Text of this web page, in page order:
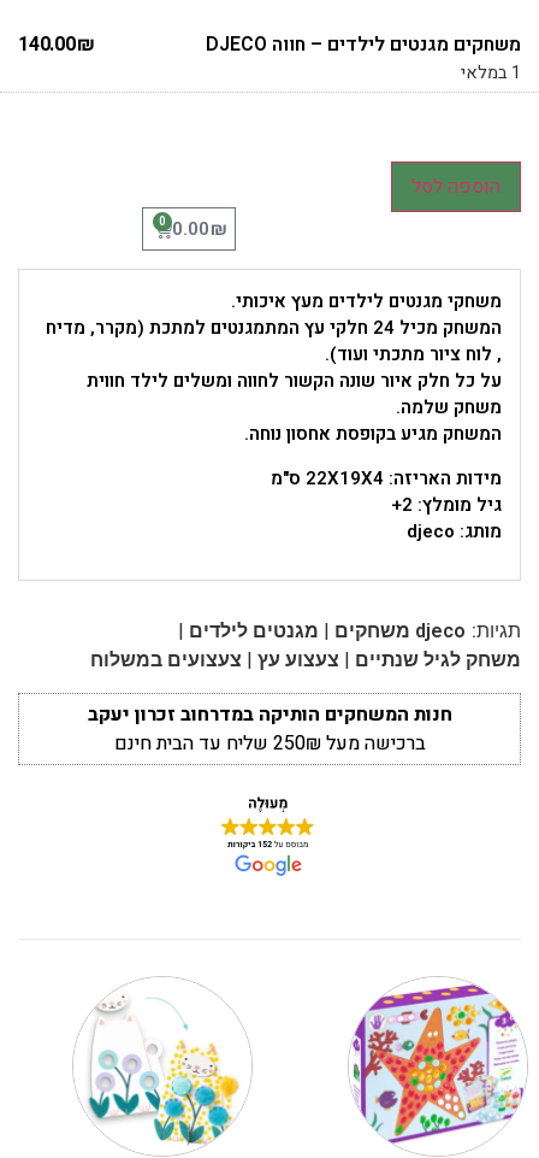
משחקים מגנטים לילדים – חווה DJECO 140.00₪
1 במלאי
הוספה לסל
0.00₪
0
משחקי מגנטים לילדים מעץ איכותי.
המשחק מכיל 24 חלקי עץ המתמגנטים למתכת (מקרר, מדיח
, לוח ציור מתכתי ועוד).
על כל חלק איור שונה הקשור לחווה ומשלים לילד חווית
משחק שלמה.
המשחק מגיע בקופסת אחסון נוחה.
מידות האריזה: 22X19X4 ס"מ
גיל מומלץ: 2+
מותג: djeco
תגיות: djeco משחקים | מגנטים לילדים |
משחק לגיל שנתיים | צעצוע עץ | צעצועים במשלוח
חנות המשחקים הותיקה במדרחוב זכרון יעקב
ברכישה מעל 250₪ שליח עד הבית חינם